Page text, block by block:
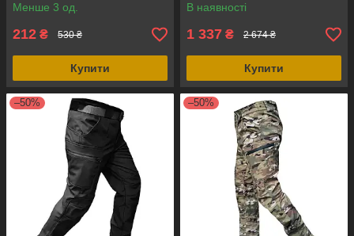
Менше 3 од.
212 ₴ 530 ₴
Купити
В наявності
1 337 ₴ 2 674 ₴
Купити
–50% –50%